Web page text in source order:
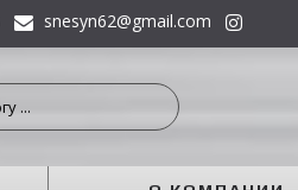
snesyn62@gmail.com